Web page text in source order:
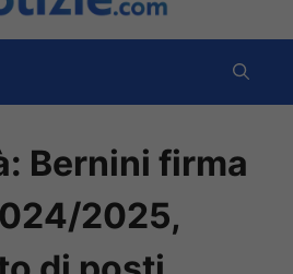
Bernini firma
2025,